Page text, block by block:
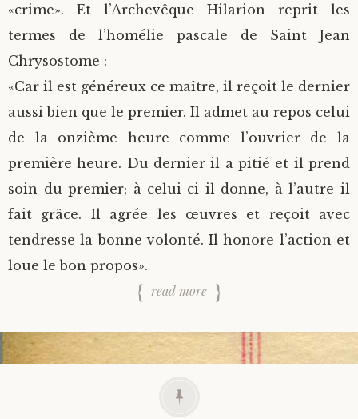
«crime». Et l’Archevêque Hilarion reprit les
termes de l’homélie pascale de Saint Jean
Chrysostome :
«Car il est généreux ce maître, il reçoit le dernier
aussi bien que le premier. Il admet au repos celui
de la onzième heure comme l’ouvrier de la
première heure. Du dernier il a pitié et il prend
soin du premier; à celui-ci il donne, à l’autre il
fait grâce. Il agrée les œuvres et reçoit avec
tendresse la bonne volonté. Il honore l’action et
loue le bon propos».
read more